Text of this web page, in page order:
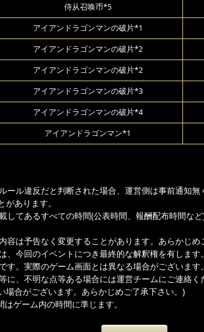
侍从召唤币*5
アイアンドラゴンマンの破片*1
アイアンドラゴンマンの破片*2
アイアンドラゴンマンの破片*2
アイアンドラゴンマンの破片*3
アイアンドラゴンマンの破片*4
アイアンドラゴンマン*1
ール違反だと判断された場合、運営側は事前通知
あります。
してあるすべての時間(公表時間、報酬配布時間な
容は予告なく変更することがあります。あらかじめ
、今回のイベントにつき最終的な解釈権を有します。
す。実際のゲーム画面とは異なる場合がございます。
に、不明な点等ある場合には運営チームにご連絡
場合がございます。あらかじめご了承下さい。)
ゲーム内の時間に準じます。